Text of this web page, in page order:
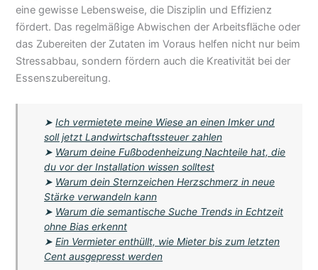
eine gewisse Lebensweise, die Disziplin und Effizienz
fördert. Das regelmäßige Abwischen der Arbeitsfläche oder
das Zubereiten der Zutaten im Voraus helfen nicht nur beim
Stressabbau, sondern fördern auch die Kreativität bei der
Essenszubereitung.
➤Ich vermietete meine Wiese an einen Imker und
soll jetzt Landwirtschaftssteuer zahlen
➤ Warum deine Fußbodenheizung Nachteile hat, die
du vor der Installation wissen solltest
➤ Warum dein Sternzeichen Herzschmerz in neue
Stärke verwandeln kann
➤ Warum die semantische Suche Trends in Echtzeit
ohne Bias erkennt
➤Ein Vermieter enthüllt, wie Mieter bis zum letzten
Cent ausgepresst werden